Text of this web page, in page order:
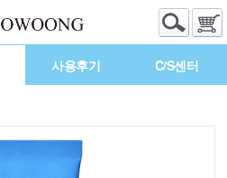
사용후기 C/S센터